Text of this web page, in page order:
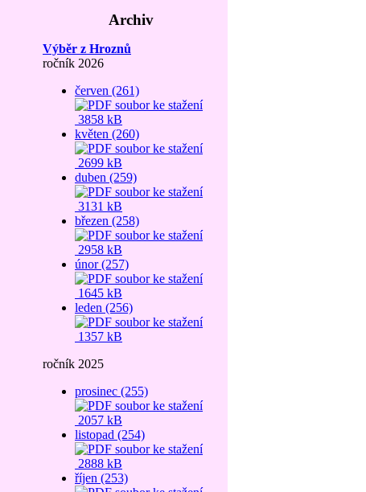
Archiv
Výběr z Hroznů
ročník 2026
červen (261)
3858 kB
květen (260)
2699 kB
duben (259)
3131 kB
březen (258)
2958 kB
únor (257)
1645 kB
leden (256)
1357 kB
ročník 2025
prosinec (255)
2057 kB
listopad (254)
2888 kB
říjen (253)